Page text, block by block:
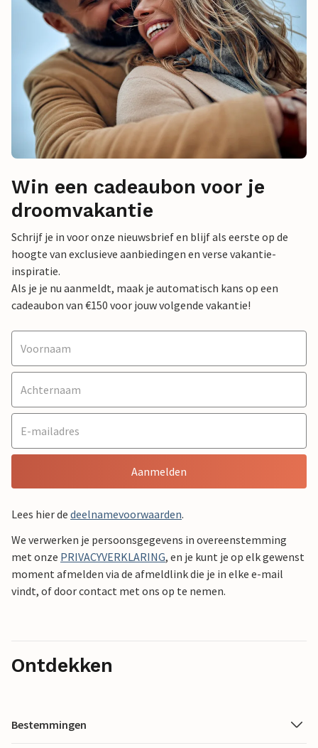
Win een cadeaubon voor je
droomvakantie
Schrijf je in voor onze nieuwsbrief en blijf als eerste op de
hoogte van exclusieve aanbiedingen en verse vakantie-
inspiratie.
Als je je nu aanmeldt, maak je automatisch kans op een
cadeaubon van €150 voor jouw volgende vakantie!
Aanmelden
Lees hier de deelnamevoorwaarden.
We verwerken je persoonsgegevens in overeenstemming
met onze PRIVACYVERKLARING, en je kunt je op elk gewenst
moment afmelden via de afmeldlink die je in elke e-mail
vindt, of door contact met ons op te nemen.
Ontdekken
Bestemmingen